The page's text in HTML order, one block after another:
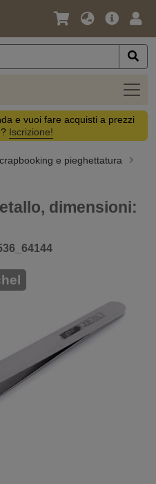
Lingua
Valuta
Offerta
e vuoi fare acquisti a prezzi
Iscrizione!
e pieghettatura
dimensioni: